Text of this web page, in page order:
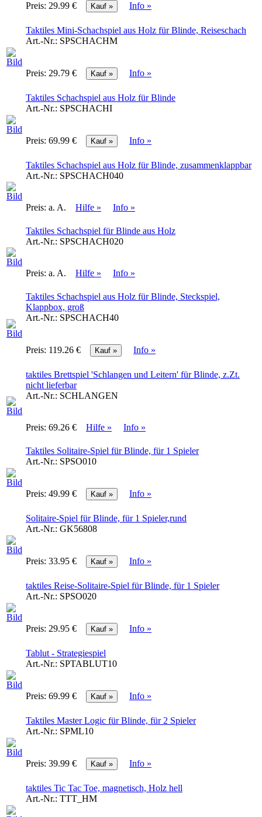
Preis: 29.99 € Info »
Taktiles Mini-Schachspiel aus Holz für Blinde, Reiseschach
Art.-Nr.: SPSCHACHM
Preis: 29.79 € Info »
Taktiles Schachspiel aus Holz für Blinde
Art.-Nr.: SPSCHACHI
Preis: 69.99 € Info »
Taktiles Schachspiel aus Holz für Blinde, zusammenklappbar
Art.-Nr.: SPSCHACH040
Preis: a. A. Hilfe » Info »
Taktiles Schachspiel für Blinde aus Holz
Art.-Nr.: SPSCHACH020
Preis: a. A. Hilfe » Info »
Taktiles Schachspiel aus Holz für Blinde, Steckspiel,
Klappbox, groß
Art.-Nr.: SPSCHACH40
Preis: 119.26 € Info »
taktiles Brettspiel 'Schlangen und Leitern' für Blinde, z.Zt.
nicht lieferbar
Art.-Nr.: SCHLANGEN
Preis: 69.26 € Hilfe » Info »
Taktiles Solitaire-Spiel für Blinde, für 1 Spieler
Art.-Nr.: SPSO010
Preis: 49.99 € Info »
Solitaire-Spiel für Blinde, für 1 Spieler,rund
Art.-Nr.: GK56808
Preis: 33.95 € Info »
taktiles Reise-Solitaire-Spiel für Blinde, für 1 Spieler
Art.-Nr.: SPSO020
Preis: 29.95 € Info »
Tablut - Strategiespiel
Art.-Nr.: SPTABLUT10
Preis: 69.99 € Info »
Taktiles Master Logic für Blinde, für 2 Spieler
Art.-Nr.: SPML10
Preis: 39.99 € Info »
taktiles Tic Tac Toe, magnetisch, Holz hell
Art.-Nr.: TTT_HM